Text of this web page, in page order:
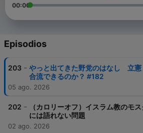
00:00
Episodios
203 - やっと出てきた野党のはなし 立憲
合流できるのか？ #182
05 ago. 2026
202 -
（カロリーオフ）イスラム教のモ
には語れない問題
02 ago. 2026